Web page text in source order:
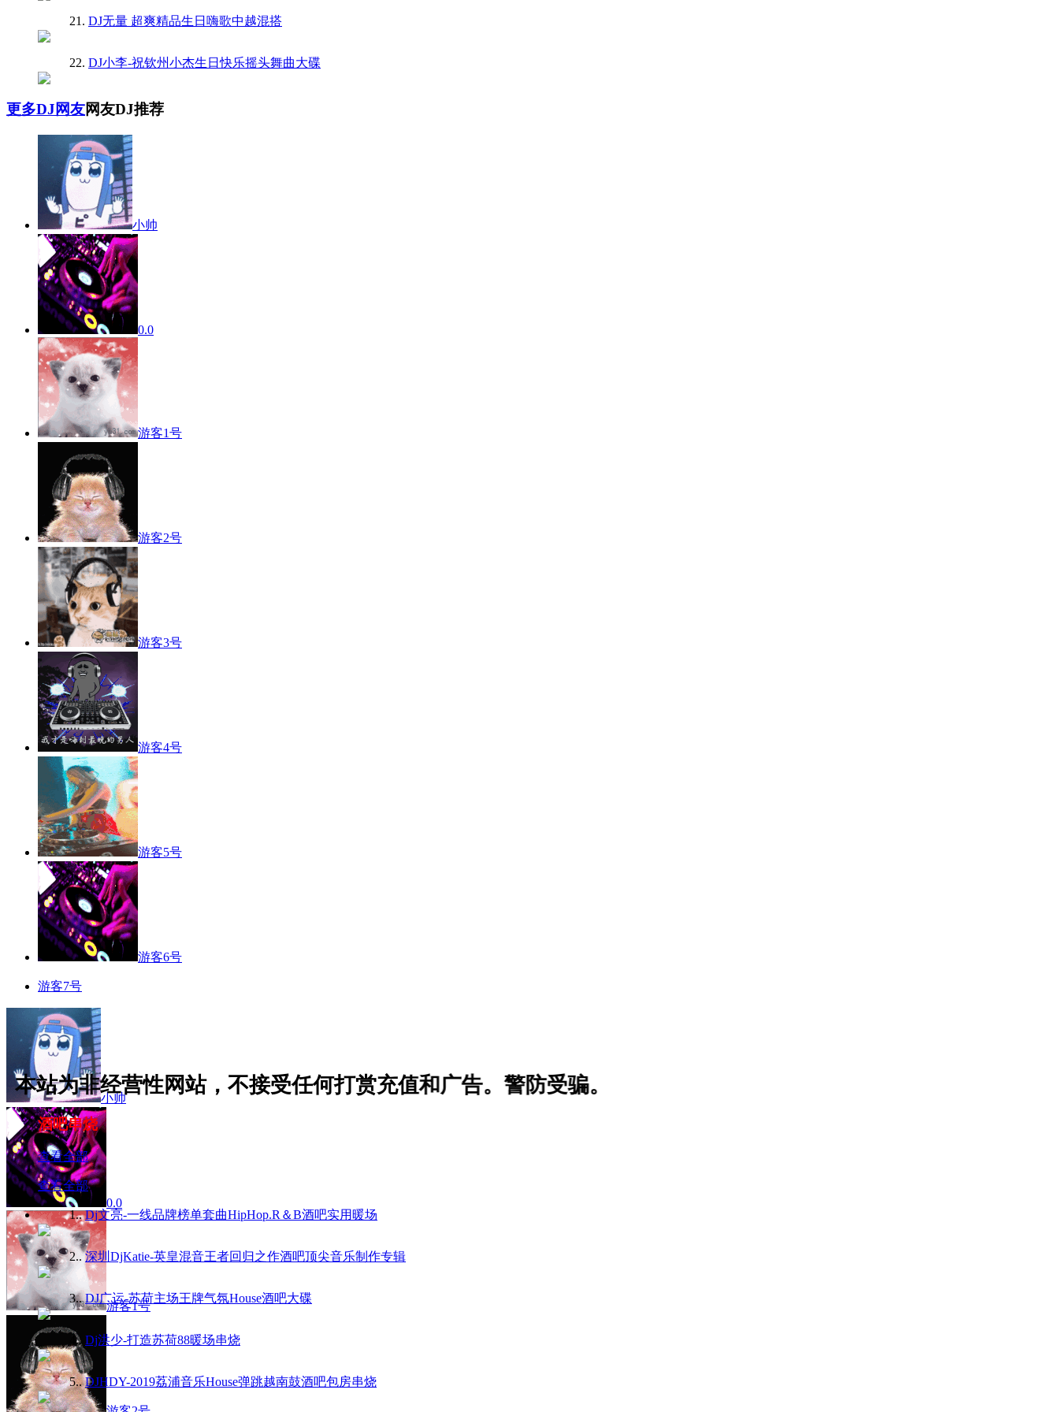
21. DJ无量 超爽精品生日嗨歌中越混搭
22. DJ小李-祝钦州小杰生日快乐摇头舞曲大碟
更多DJ网友网友DJ推荐
小帅
0.0
游客1号
游客2号
游客3号
游客4号
游客5号
游客6号
游客7号
小帅
0.0
游客1号
本站为非经营性网站，不接受任何打赏充值和广告。警防受骗。
酒吧串烧
查看全部
查看全部
1..Dj文亮-一线品牌榜单套曲HipHop.R＆B酒吧实用暖场
2..深圳DjKatie-英皇混音王者回归之作酒吧顶尖音乐制作专辑
3..DJ广运-苏荷主场王牌气氛House酒吧大碟
4.. Dj洪少-打造苏荷88暖场串烧
5..DJHDY-2019荔浦音乐House弹跳越南鼓酒吧包房串烧